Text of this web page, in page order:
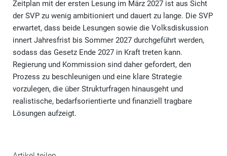
Zeitplan mit der ersten Lesung im März 2027 ist aus Sicht
der SVP zu wenig ambitioniert und dauert zu lange. Die SVP
erwartet, dass beide Lesungen sowie die Volksdiskussion
innert Jahresfrist bis Sommer 2027 durchgeführt werden,
sodass das Gesetz Ende 2027 in Kraft treten kann.
Regierung und Kommission sind daher gefordert, den
Prozess zu beschleunigen und eine klare Strategie
vorzulegen, die über Strukturfragen hinausgeht und
realistische, bedarfsorientierte und finanziell tragbare
Lösungen aufzeigt.